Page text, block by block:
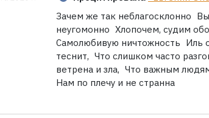
Зачем же так неблагосклонно
неугомонно Хлопочем, судим
Самолюбивую ничтожность Иль
теснит, Что слишком часто
ветрена и зла, Что важным
Нам по плечу и не странна